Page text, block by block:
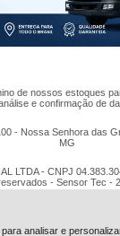
analisar e
de nossos estoques
e confirmação de
- Nossa Senhora das
MG
LTDA - CNPJ
- Sensor Tec -